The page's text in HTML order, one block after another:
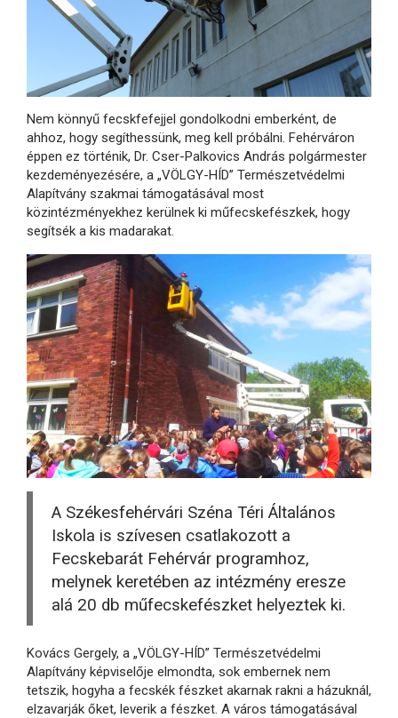
Nem könnyű fecskfefejjel gondolkodni emberként, de
ahhoz, hogy segíthessünk, meg kell próbálni. Fehérváron
éppen ez történik, Dr. Cser-Palkovics András polgármester
kezdeményezésére, a „VÖLGY-HÍD” Természetvédelmi
Alapítvány szakmai támogatásával most
közintézményekhez kerülnek ki műfecskefészkek, hogy
segítsék a kis madarakat.
A Székesfehérvári Széna Téri Általános
Iskola is szívesen csatlakozott a
Fecskebarát Fehérvár programhoz,
melynek keretében az intézmény eresze
alá 20 db műfecskefészket helyeztek ki.
Kovács Gergely, a „VÖLGY-HÍD” Természetvédelmi
Alapítvány képviselője elmondta, sok embernek nem
tetszik, hogyha a fecskék fészket akarnak rakni a házuknál,
elzavarják őket, leverik a fészket. A város támogatásával